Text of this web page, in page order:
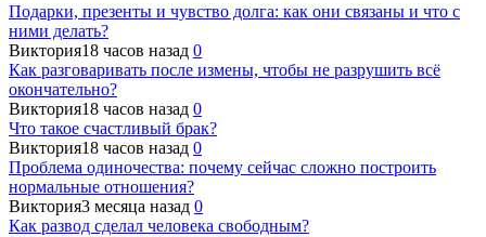
Подарки, презенты и чувство долга: как они связаны и что с
ними делать?
Виктория18 часов назад 0
Как разговаривать после измены, чтобы не разрушить всё
окончательно?
Виктория18 часов назад 0
Что такое счастливый брак?
Виктория18 часов назад 0
Проблема одиночества: почему сейчас сложно построить
нормальные отношения?
Виктория3 месяца назад 0
Как развод сделал человека свободным?